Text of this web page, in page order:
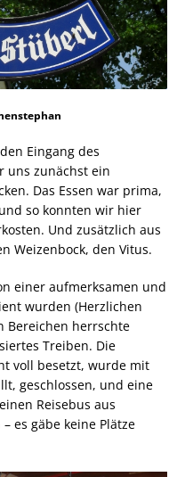
Eingang des
uns zunächst ein
Das Essen war prima,
so konnten wir hier
Und zusätzlich aus
Weizenbock, den Vitus.
einer aufmerksamen und
wurden (Herzlichen
Bereichen herrschte
Treiben. Die
voll besetzt, wurde mit
geschlossen, und eine
Reisebus aus
es gäbe keine Plätze